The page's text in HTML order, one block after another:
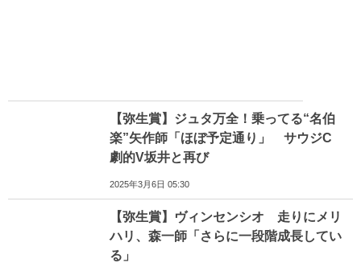
【弥生賞】ジュタ万全！乗ってる“名伯
楽”矢作師「ほぼ予定通り」 サウジC
劇的V坂井と再び
2025年3月6日 05:30
【弥生賞】ヴィンセンシオ 走りにメリ
ハリ、森一師「さらに一段階成長してい
る」